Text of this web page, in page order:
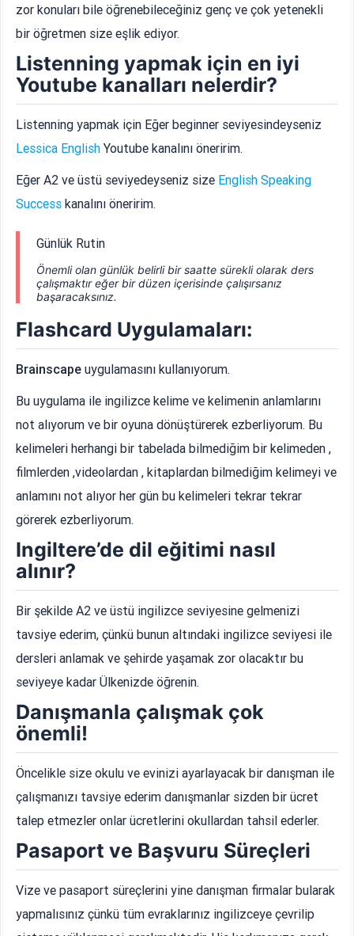
zor konuları bile öğrenebileceğiniz genç ve çok yetenekli
bir öğretmen size eşlik ediyor.
Listenning yapmak için en iyi
Youtube kanalları nelerdir?
Listenning yapmak için Eğer beginner seviyesindeyseniz
Lessica English Youtube kanalını öneririm.
Eğer A2 ve üstü seviyedeyseniz size English Speaking
Success kanalını öneririm.
Günlük Rutin
Önemli olan günlük belirli bir saatte sürekli olarak ders
çalışmaktır eğer bir düzen içerisinde çalışırsanız
başaracaksınız.
Flashcard Uygulamaları:
Brainscapeuygulamasını kullanıyorum.
Bu uygulama ile ingilizce kelime ve kelimenin anlamlarını
not alıyorum ve bir oyuna dönüştürerek ezberliyorum. Bu
kelimeleri herhangi bir tabelada bilmediğim bir kelimeden ,
filmlerden ,videolardan , kitaplardan bilmediğim kelimeyi ve
anlamını not alıyor her gün bu kelimeleri tekrar tekrar
görerek ezberliyorum.
Ingiltere’de dil eğitimi nasıl
alınır?
Bir şekilde A2 ve üstü ingilizce seviyesine gelmenizi
tavsiye ederim, çünkü bunun altındaki ingilizce seviyesi ile
dersleri anlamak ve şehirde yaşamak zor olacaktır bu
seviyeye kadar Ülkenizde öğrenin.
Danışmanla çalışmak çok
önemli!
Öncelikle size okulu ve evinizi ayarlayacak bir danışman ile
çalışmanızı tavsiye ederim danışmanlar sizden bir ücret
talep etmezler onlar ücretlerini okullardan tahsil ederler.
Pasaport ve Başvuru Süreçleri
Vize ve pasaport süreçlerini yine danışman firmalar bularak
yapmalısınız çünkü tüm evraklarınız ingilizceye çevrilip